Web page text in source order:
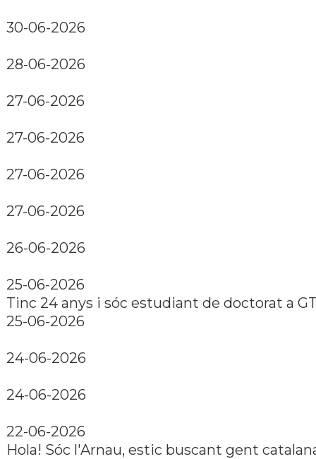
30-06-2026
28-06-2026
27-06-2026
27-06-2026
27-06-2026
27-06-2026
26-06-2026
25-06-2026
Tinc 24 anys i sóc estudiant de doctorat a
25-06-2026
24-06-2026
24-06-2026
22-06-2026
Hola! Sóc l'Arnau, estic buscant gent